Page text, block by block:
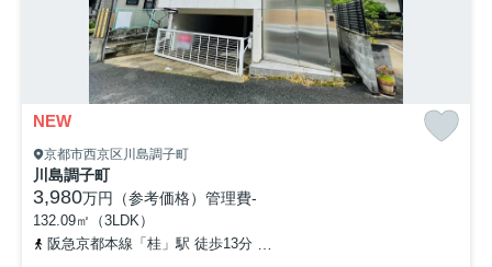
NEW
京都市西京区川島調子町
川島調子町
3,980万円（参考価格） 管理費-
132.09㎡（3LDK）
阪急京都本線「桂」駅 徒歩13分